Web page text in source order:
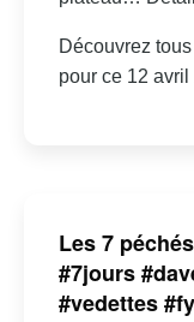
Découvrez
pour ce 12 avril
Les 7
#7jours
#vedettes